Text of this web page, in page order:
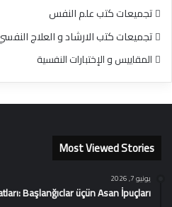
تجميعات كتب علم النفس
تجميعات كتب الارشاد و العلاج
المقاييس و الإختبارات النفسية
Most Viewed Stories
يونيو 7, 2026
Başlanğıclar üçün Asan İpuçları